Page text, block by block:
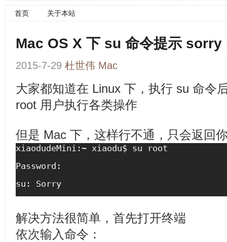
首页 关于本站
Mac OS X 下 su 命令提示 sorry
2015-7-29 杜世伟 Mac
大家都知道在 Linux 下，执行 su 命令
root 用户执行各类操作
但是 Mac 下，这样行不通，只会返回
xiaodudeMini:~ xiaodu$ su root
Password:
su: Sorry
解决方法很简单，首先打开终端
依次输入命令：